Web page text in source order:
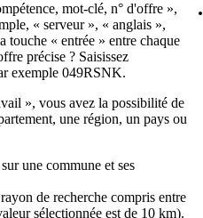
mot-clé, n° d'offre »,
« serveur », « anglais »,
touche « entrée » entre chaque
précise ? Saisissez
exemple 049RSNK.
», vous avez la possibilité de
une région, un pays ou
une commune et ses
de recherche compris entre
sélectionnée est de 10 km).